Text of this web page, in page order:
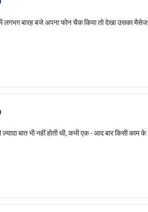
लगभग बारह बजे अपना फोन चैक किया तो देखा उसका मैसेज
बात भी नहीं होती थी, कभी एक - आद बार किसी काम के